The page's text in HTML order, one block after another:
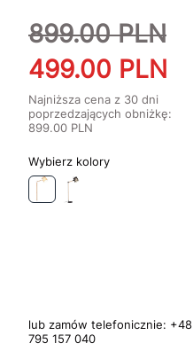
899.00PLN
499.00 PLN
Najniższa cena z 30 dni
poprzedzających obniżkę:
899.00 PLN
kolory
lub zamów telefonicznie: +48
795 157 040